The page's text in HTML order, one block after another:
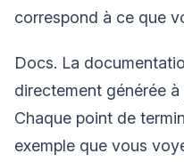
correspond à ce que
Docs. La
directement générée
Chaque point de
exemple que vous